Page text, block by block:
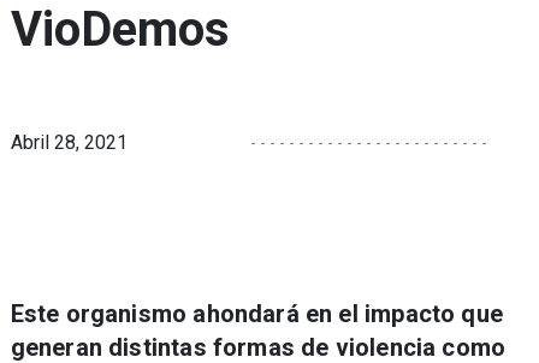
VioDemos
Abril 28, 2021
Este organismo ahondará en el impacto que
generan distintas formas de violencia como